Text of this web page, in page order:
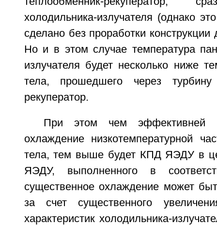
холодильника-излучателя (однако
сделано без проработки
Но и в этом случае температура
излучателя будет несколько ниже
тела, прошедшего через
рекуператор.
При этом чем эффективней
охлаждение низкотемпературной
тела, тем выше будет КПД ЯЭДУ в
ЯЭДУ, выполненного в
существенное охлаждение может
за счет существенного
характеристик холодильника-